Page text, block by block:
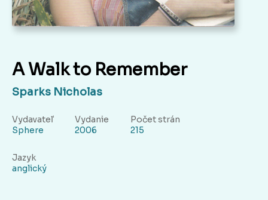
A Walk to Remember
Sparks Nicholas
Vydavateľ
Sphere
Vydanie
2006
Počet strán
215
Jazyk
anglický